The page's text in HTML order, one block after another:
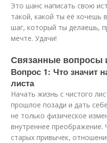
Это шанс написать свою
такой, какой ты её хочешь
шаг, который ты делаешь,
мечте. Удачи!
Связанные вопросы
Вопрос 1: Что значит
листа
Начать жизнь с чистого
прошлое позади и дать
не только физическое
внутреннее
старых привычек,